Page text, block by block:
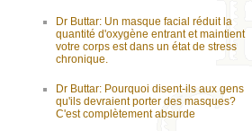
Dr Buttar: Un masque facial réduit la
quantité d'oxygène entrant et maintient
votre corps est dans un état de stress
chronique.
Dr Buttar: Pourquoi disent-ils aux gens
qu'ils devraient porter des masques?
C'est complètement absurde